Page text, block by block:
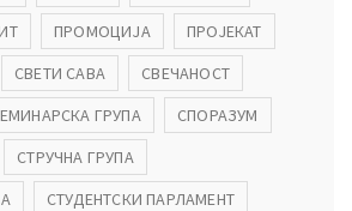
ПРОМОЦИЈА
ПРОЈЕКАТ
СВЕТИ САВА
СВЕЧАНОСТ
ГРУПА
СПОРАЗУМ
СТРУЧНА ГРУПА
СТУДЕНТСКИ ПАРЛАМЕНТ